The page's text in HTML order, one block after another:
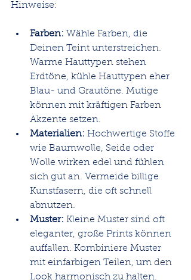
Hinweise:
Farben: Wähle Farben, die
Deinen Teint unterstreichen.
Warme Hauttypen stehen
Erdtöne, kühle Hauttypen eher
Blau- und Grautöne. Mutige
können mit kräftigen Farben
Akzente setzen.
Materialien: Hochwertige Stoffe
wie Baumwolle, Seide oder
Wolle wirken edel und fühlen
sich gut an. Vermeide billige
Kunstfasern, die oft schnell
abnutzen.
Muster: Kleine Muster sind oft
eleganter, große Prints können
auffallen. Kombiniere Muster
mit einfarbigen Teilen, um den
Look harmonisch zu halten.